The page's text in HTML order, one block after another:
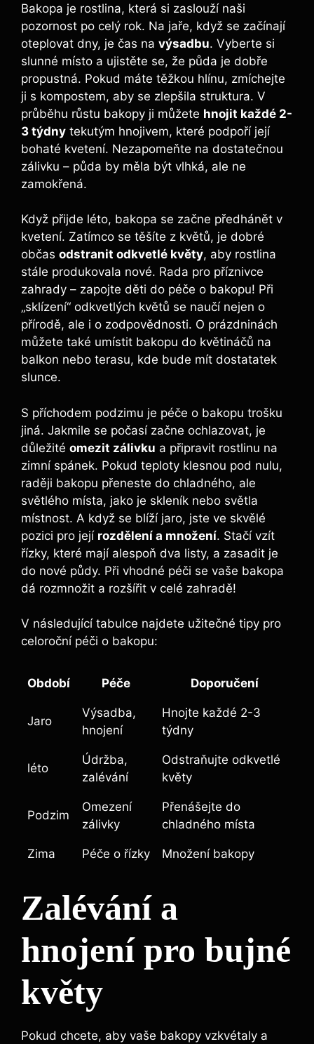
Bakopa je rostlina, která si zaslouží naši
pozornost po celý rok. Na jaře, když se začínají
oteplovat dny, je čas na výsadbu. Vyberte si
slunné místo a ujistěte se, že půda je dobře
propustná. Pokud máte těžkou hlínu, zmíchejte
ji s kompostem, aby se zlepšila struktura. V
průběhu růstu bakopy ji můžete hnojit každé 2-
3 týdny tekutým hnojivem, které podpoří její
bohaté kvetení. Nezapomeňte na dostatečnou
zálivku – půda by měla být vlhká, ale ne
zamokřená.
Když přijde léto, bakopa se začne předhánět v
kvetení. Zatímco se těšíte z květů, je dobré
občas odstranit odkvetlé květy, aby rostlina
stále produkovala nové. Rada pro příznivce
zahrady – zapojte děti do péče o bakopu! Při
„sklízení“ odkvetlých květů se naučí nejen o
přírodě, ale i o zodpovědnosti. O prázdninách
můžete také umístit bakopu do květináčů na
balkon nebo terasu, kde bude mít dostatatek
slunce.
S příchodem podzimu je péče o bakopu trošku
jiná. Jakmile se počasí začne ochlazovat, je
důležité omezit zálivku a připravit rostlinu na
zimní spánek. Pokud teploty klesnou pod nulu,
raději bakopu přeneste do chladného, ale
světlého místa, jako je skleník nebo světla
místnost. A když se blíží jaro, jste ve skvělé
pozici pro její rozdělení a množení. Stačí vzít
řízky, které mají alespoň dva listy, a zasadit je
do nové půdy. Při vhodné péči se vaše bakopa
dá rozmnožit a rozšířit v celé zahradě!
V následující tabulce najdete užitečné tipy pro
celoroční péči o bakopu:
Období Péče Doporučení
Jaro
Výsadba,
hnojení
Hnojte každé 2-3
týdny
léto
Údržba,
zalévání
Odstraňujte odkvetlé
květy
Podzim
Omezení
zálivky
Přenášejte do
chladného místa
Zima Péče o řízky Množení bakopy
Zalévání a
hnojení pro bujné
květy
Pokud chcete, aby vaše bakopy vzkvétaly a